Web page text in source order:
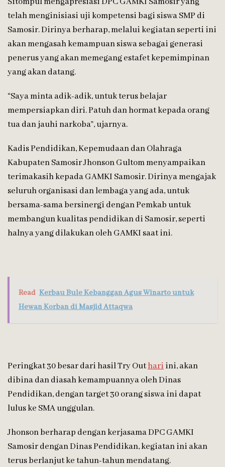
telah menginisiasi uji kompetensi bagi siswa SMP di
Samosir. Dirinya berharap, melalui kegiatan seperti ini
akan mengasah kemampuan siswa sebagai generasi
penerus yang akan memegang estafet kepemimpinan
yang akan datang.
“Saya minta adik-adik, untuk terus belajar
mempersiapkan diri. Patuh dan hormat kepada orang
tua dan jauhi narkoba”, ujarnya.
Kadis Pendidikan, Kepemudaan dan Olahraga
Kabupaten Samosir Jhonson Gultom menyampaikan
terimakasih kepada GAMKI Samosir. Dirinya mengajak
seluruh organisasi dan lembaga yang ada, untuk
bersama-sama bersinergi dengan Pemkab untuk
membangun kualitas pendidikan di Samosir, seperti
halnya yang dilakukan oleh GAMKI saat ini.
Read Kerbau Bule Kebanggan Agus Winarto untuk
Hewan Korban di Masjid Attaqwa
Peringkat 30 besar dari hasil Try Outhariini, akan
dibina dan diasah kemampuannya oleh Dinas
Pendidikan, dengan target 30 orang siswa ini dapat
lulus ke SMA unggulan.
Jhonson berharap dengan kerjasama DPC GAMKI
Samosir dengan Dinas Pendidikan, kegiatan ini akan
terus berlanjut ke tahun-tahun mendatang.